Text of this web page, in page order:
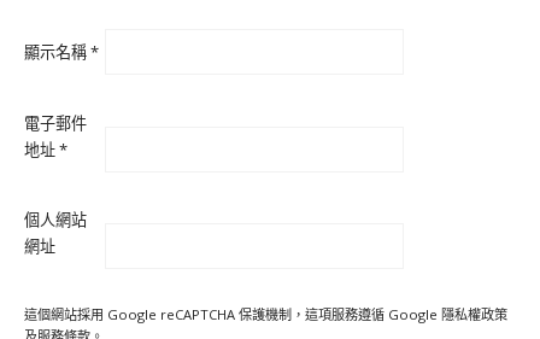
顯示名稱*
電子郵件
地址*
個人網站
網址
這個網站採用 Google reCAPTCHA 保護機制，這項服務遵循 Google 隱私權政策